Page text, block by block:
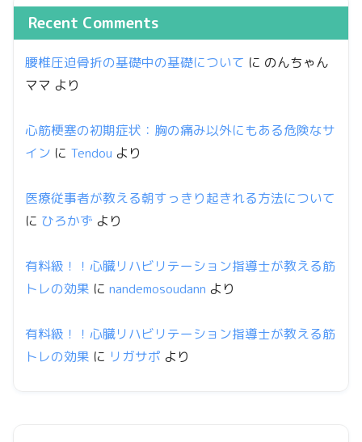
Recent Comments
腰椎圧迫骨折の基礎中の基礎について に のんちゃん
ママ より
心筋梗塞の初期症状：胸の痛み以外にもある危険なサ
イン に Tendou より
医療従事者が教える朝すっきり起きれる方法について
に ひろかず より
有料級！！心臓リハビリテーション指導士が教える筋
トレの効果 に nandemosoudann より
有料級！！心臓リハビリテーション指導士が教える筋
トレの効果 に リガサポ より